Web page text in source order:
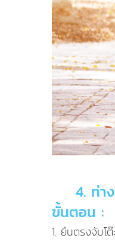
4. ท่า
ขั้นตอน :
1. ยืนตรงจับโ